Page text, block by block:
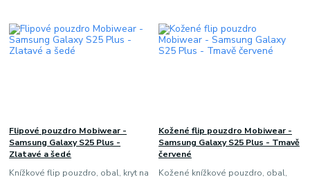
Flipové pouzdro Mobiwear -
Samsung Galaxy S25 Plus -
Zlatavé a šedé
Knížkové flip pouzdro, obal, kryt na
Kožené flip pouzdro Mobiwear -
Samsung Galaxy S25 Plus - Tmavě
červené
Kožené knížkové pouzdro, obal,